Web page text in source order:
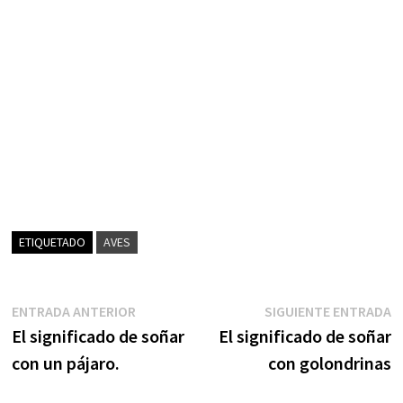
ETIQUETADO AVES
Navegación
de
entradas
ENTRADA ANTERIOREntrada
anterior:
El significado de soñar
con un pájaro.
SIGUIENTE ENTRADA
El significado de soñar
con golondrinas